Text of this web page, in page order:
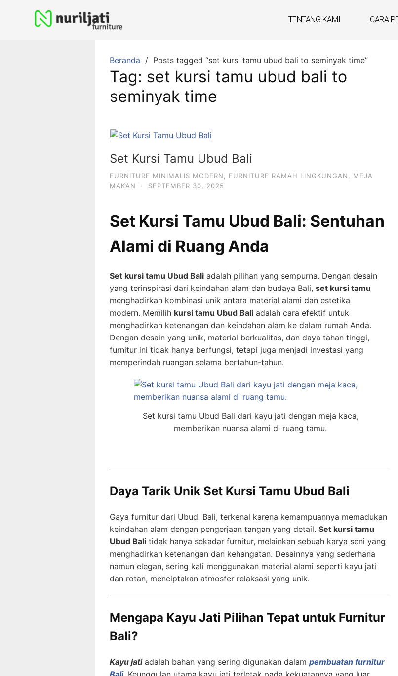
TENTANG KAMI CARA
Beranda Posts tagged “set kursi tamu ubud bali to seminyak time”
Tag: set kursi tamu ubud bali to
seminyak time
Set Kursi Tamu Ubud Bali
FURNITURE MINIMALIS MODERN FURNITURE RAMAH LINGKUNGAN
MEJA
MAKAN
· SEPTEMBER 30, 2025
Set Kursi Tamu Ubud Bali: Sentuhan
Alami di Ruang Anda
Set kursi tamu Ubud Bali adalah pilihan yang sempurna. Dengan desain
yang terinspirasi dari keindahan alam dan budaya Bali, set kursi tamu
menghadirkan kombinasi unik antara material alami dan estetika
modern. Memilih kursi tamu Ubud Bali adalah cara efektif untuk
menghadirkan ketenangan dan keindahan alam ke dalam rumah Anda.
Dengan desain yang unik, material berkualitas, dan daya tahan tinggi,
furnitur ini tidak hanya berfungsi, tetapi juga menjadi investasi yang
memperindah ruangan selama bertahun-tahun.
Set kursi tamu Ubud Bali dari kayu jati dengan meja kaca,
memberikan nuansa alami di ruang tamu.
Daya Tarik Unik Set Kursi Tamu Ubud Bali
Gaya furnitur dari Ubud, Bali, terkenal karena kemampuannya memadukan
keindahan alam dengan pengerjaan tangan yang detail. Set kursi tamu
Ubud Bali tidak hanya sekadar furnitur, melainkan sebuah karya seni yang
menghadirkan ketenangan dan kehangatan. Desainnya yang sederhana
namun elegan, sering kali menggunakan material alami seperti kayu jati
dan rotan, menciptakan atmosfer relaksasi yang unik.
Mengapa Kayu Jati Pilihan Tepat untuk Furnitur
Bali?
Kayu jatiadalah bahan yang sering digunakan dalam pembuatan furnitur
Bali. Keunggulan utama kayu jati terletak pada kekuatannya yang luar